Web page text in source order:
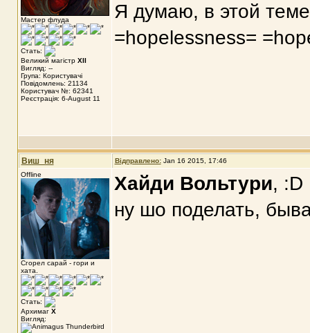
Мастер флуда
Стать:
Великий магістр XII
Вигляд: --
Група: Користувачі
Повідомлень: 21134
Користувач №: 62341
Реєстрація: 6-August 11
Я думаю, в этой
=hopelessness=
Виш_ня Відправлено: Jan 16 2015, 17:46
Offline
Сгорел сарай - гори и
хата.
Стать:
Архимаг X
Вигляд:
Хайди Вольтури, :D
ну шо поделать,